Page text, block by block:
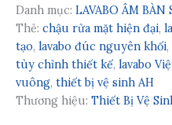
Danh mục: LAVABO ÂM BÀN
Thẻ: chậu rửa mặt hiện đại,
tạo, lavabo đúc nguyên khối,
tùy chỉnh thiết kế, lavabo
vuông, thiết bị vệ sinh AH
Thương hiệu: Thiết Bị Vệ